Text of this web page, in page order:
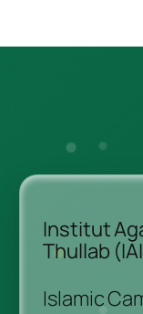
Institut
Thullab
Islamic